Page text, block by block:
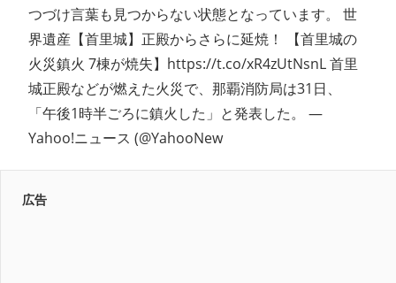
つづけ言葉も見つからない状態となっています。 世
界遺産【首里城】正殿からさらに延焼！ 【首里城の
火災鎮火 7棟が焼失】https://t.co/xR4zUtNsnL 首里
城正殿などが燃えた火災で、那覇消防局は31日、
「午後1時半ごろに鎮火した」と発表した。 —
Yahoo!ニュース (@YahooNew
広告